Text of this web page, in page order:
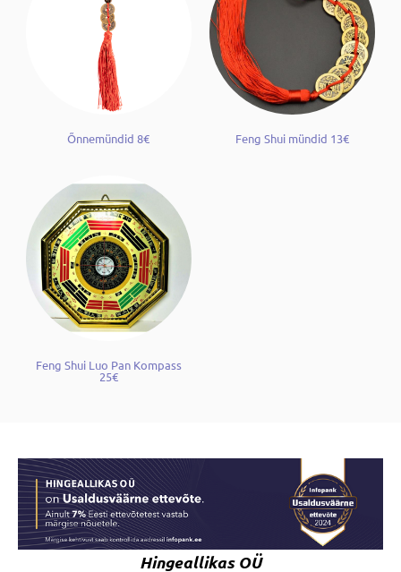
Õnnemündid 8€ Feng Shui mündid 13€
Feng Shui Luo Pan Kompass
25€
Hingeallikas OÜ